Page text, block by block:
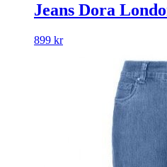
Jeans Dora
899 kr